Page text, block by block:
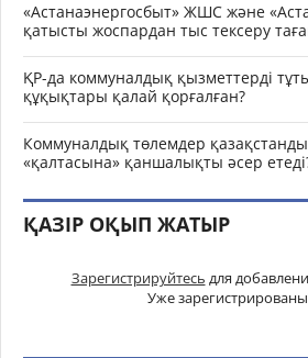
«Астанаэнергосбыт» ЖШС және
қатысты жоспардан тыс тексеру
ҚР-да коммуналдық қызметтерді
құқықтары қалай қорғалған?
Коммуналдық төлемдер
«қалтасына» қаншалықты әсер
ҚАЗІР ОҚЫП ЖАТЫР
Зарегистрируйтесь для
Уже